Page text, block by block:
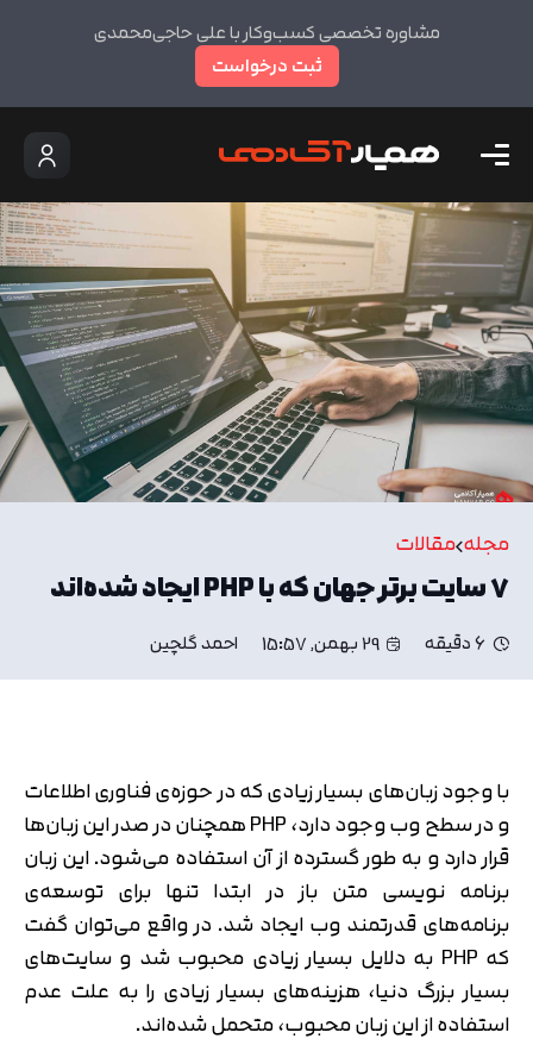
مشاوره تخصصی کسب‌وکار با علی حاجی‌محمدی
ثبت درخواست
مجله مقالات
۷ سایت برتر جهان که با PHP ایجاد شده‌اند
6 دقیقه 29 بهمن, 15:57 احمد گلچین
با وجود زبان‌های بسیار زیادی که در حوزه‌ی فناوری اطلاعات
و در سطح وب وجود دارد، PHP همچنان در صدر این زبان‌ها
قرار دارد و به طور گسترده از آن استفاده می‌شود. این زبان
برنامه نویسی متن باز در ابتدا تنها برای توسعه‌ی
برنامه‌های قدرتمند وب ایجاد شد. در واقع می‌توان گفت
که PHP به دلایل بسیار زیادی محبوب شد و سایت‌های
بسیار بزرگ دنیا، هزینه‌های بسیار زیادی را به علت عدم
استفاده از این زبان محبوب، متحمل شده‌اند.